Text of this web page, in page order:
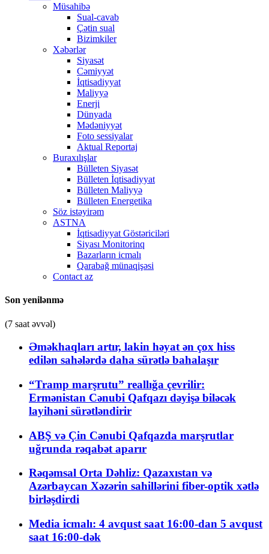
Müsahibə
Sual-cavab
Çətin sual
Bizimkiler
Xəbərlər
Siyasət
Cəmiyyət
İqtisadiyyat
Maliyyə
Enerji
Dünyada
Mədəniyyət
Foto sessiyalar
Aktual Reportaj
Buraxılışlar
Bülleten Siyasət
Bülleten İqtisadiyyat
Bülleten Maliyyə
Bülleten Energetika
Söz istəyirəm
ASTNA
İqtisadiyyat Göstəriciləri
Siyası Monitorinq
Bazarların icmalı
Qarabağ münaqişəsi
Contact az
Son yenilənmə
(7 saat əvvəl)
Əməkhaqları artır, lakin həyat ən çox hiss
edilən sahələrdə daha sürətlə bahalaşır
“Tramp marşrutu” reallığa çevrilir:
Ermənistan Cənubi Qafqazı dəyişə biləcək
layihəni sürətləndirir
ABŞ və Çin Cənubi Qafqazda marşrutlar
uğrunda rəqabət aparır
Rəqəmsal Orta Dəhliz: Qazaxıstan və
Azərbaycan Xəzərin sahillərini fiber-optik xətlə
birləşdirdi
Media icmalı: 4 avqust saat 16:00-dan 5 avqust
saat 16:00-dək